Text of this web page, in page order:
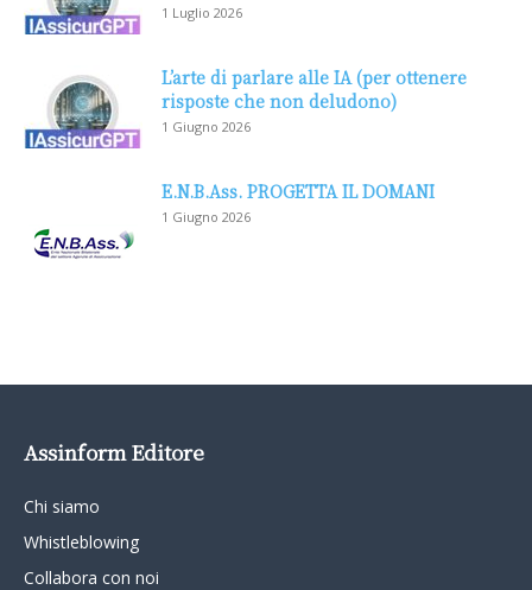
1 Luglio 2026
L’arte di parlare alle IA (per ottenere
risposte che non deludono)
1 Giugno 2026
E.N.B.Ass. PROGETTA IL DOMANI
1 Giugno 2026
Assinform Editore
Chi siamo
Whistleblowing
Collabora con noi